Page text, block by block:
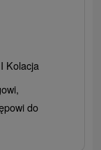
Kolacja
do